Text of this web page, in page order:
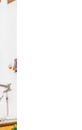
o dedo na tela.